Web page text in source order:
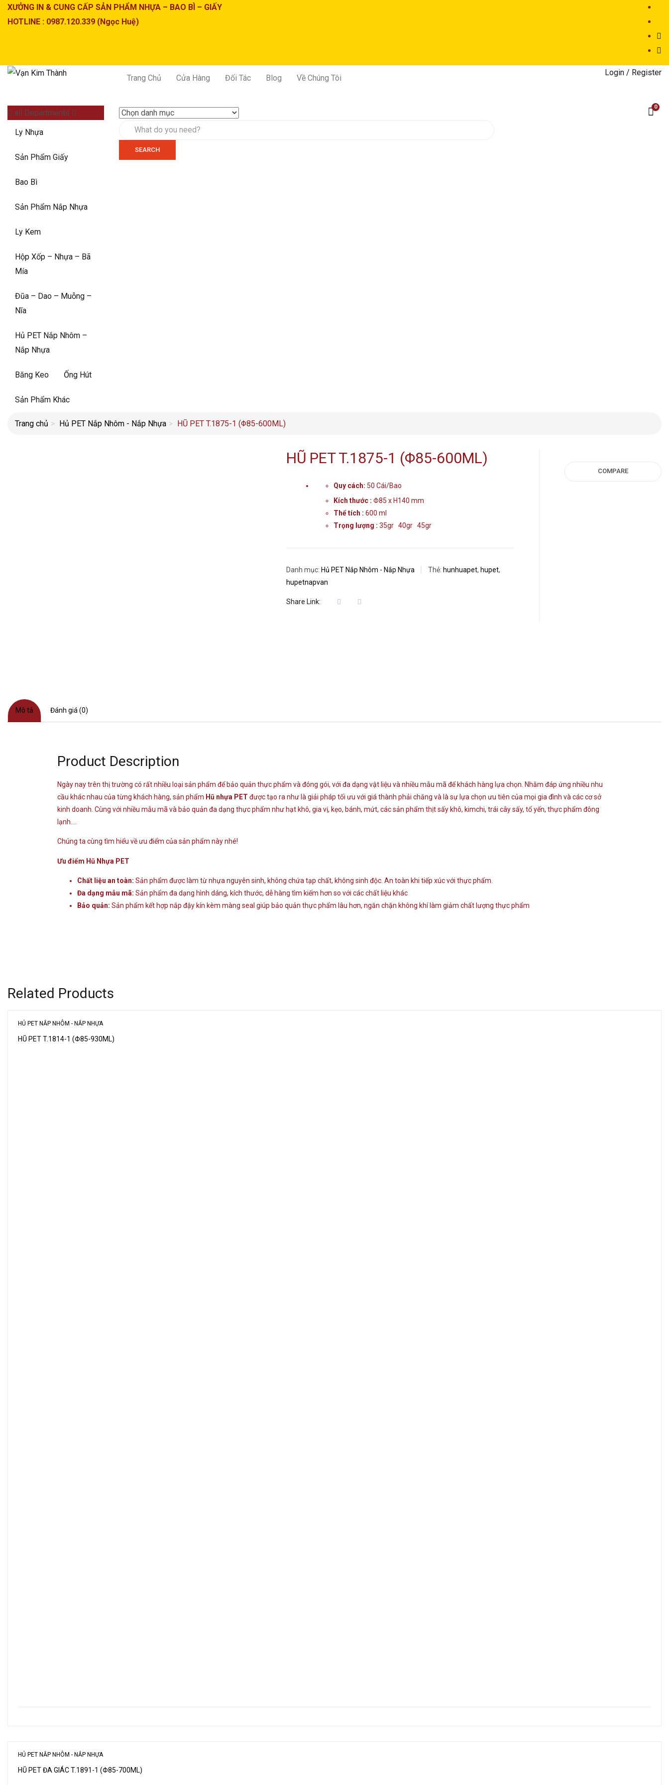
XƯỞNG IN & CUNG CẤP SẢN PHẨM NHỰA – BAO BÌ – GIẤY
HOTLINE : 0987.120.339 (Ngọc Huệ)
Trang Chủ Cửa Hàng Đối Tác Blog Về Chúng Tôi
Login / Register
all Departments
Ly Nhựa
Sản Phẩm Giấy
Bao Bì
Sản Phẩm Nắp Nhựa
Ly Kem
Hộp Xốp – Nhựa – Bã
Mía
Đũa – Dao – Muỗng –
Nĩa
Hủ PET Nắp Nhôm –
Nắp Nhựa
Băng Keo Ống Hút
Sản Phẩm Khác
SEARCH
0
Trang chủ Hủ PET Nắp Nhôm - Nắp Nhựa HŨ PET T.1875-1 (Φ85-600ML)
HŨ PET T.1875-1 (Φ85-600ML)
Quy cách: 50 Cái/Bao
Kích thước : Φ85 x H140 mm
Thể tích : 600 ml
Trọng lượng : 35gr 40gr 45gr
Danh mục: Hủ PET Nắp Nhôm - Nắp Nhựa Thẻ: hunhuapet, hupet,
hupetnapvan
Share Link:
COMPARE
Mô tả Đánh giá (0)
Product Description
Ngày nay trên thị trường có rất nhiều loại sản phẩm để bảo quản thực phẩm và đóng gói, với đa dạng vật liệu và nhiều mẫu mã để khách hàng lựa chọn. Nhằm đáp ứng nhiều nhu
cầu khác nhau của từng khách hàng, sản phẩm Hũ nhựa PET được tạo ra như là giải pháp tối ưu với giá thành phải chăng và là sự lựa chọn ưu tiên của mọi gia đình và các cơ sở
kinh doanh. Cùng với nhiều mẫu mã và bảo quản đa dạng thực phẩm như hạt khô, gia vị, kẹo, bánh, mứt, các sản phẩm thịt sấy khô, kimchi, trái cây sấy, tổ yến, thực phẩm đông
lạnh….
Chúng ta cùng tìm hiểu về ưu điểm của sản phẩm này nhé!
Ưu điểm Hũ Nhựa PET
Chất liệu an toàn: Sản phẩm được làm từ nhựa nguyên sinh, không chứa tạp chất, không sinh độc. An toàn khi tiếp xúc với thực phẩm.
Đa dạng mẫu mã: Sản phẩm đa dạng hình dáng, kích thước, dễ hàng tìm kiếm hơn so với các chất liệu khác
Bảo quản: Sản phẩm kết hợp nắp đậy kín kèm màng seal giúp bảo quản thực phẩm lâu hơn, ngăn chặn không khí làm giảm chất lượng thực phẩm
Related Products
HỦ PET NẮP NHÔM - NẮP NHỰA
HŨ PET T.1814-1 (Φ85-930ML)
HỦ PET NẮP NHÔM - NẮP NHỰA
HŨ PET ĐA GIÁC T.1891-1 (Φ85-700ML)